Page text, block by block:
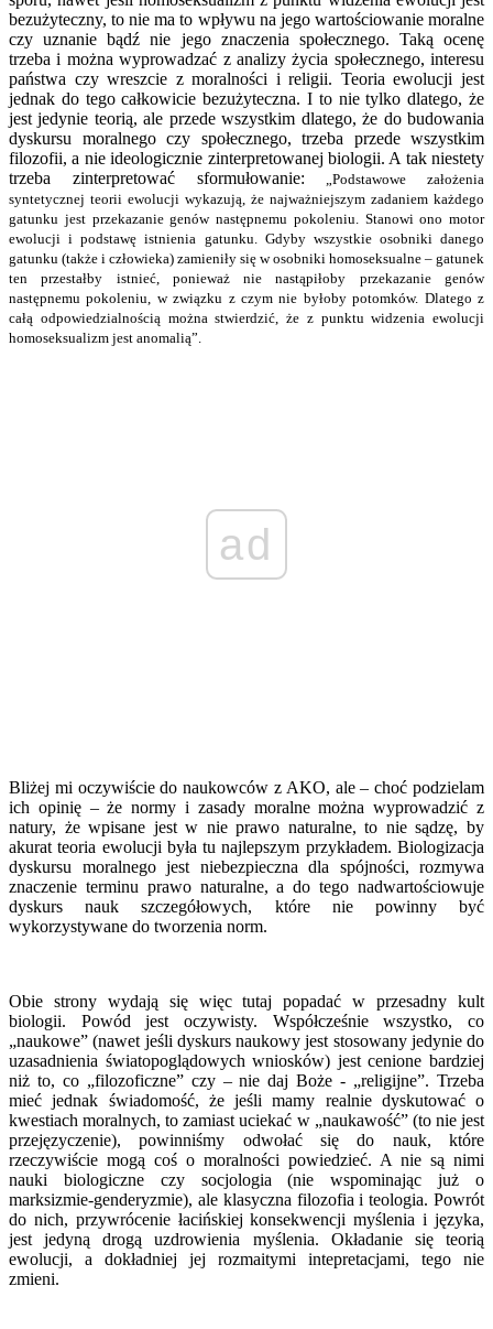
bezużyteczny, to nie ma to wpływu na jego wartościowanie moralne
czy uznanie bądź nie jego znaczenia społecznego. Taką ocenę
trzeba i można wyprowadzać z analizy życia społecznego, interesu
państwa czy wreszcie z moralności i religii. Teoria ewolucji jest
jednak do tego całkowicie bezużyteczna. I to nie tylko dlatego, że
jest jedynie teorią, ale przede wszystkim dlatego, że do budowania
dyskursu moralnego czy społecznego, trzeba przede wszystkim
filozofii, a nie ideologicznie zinterpretowanej biologii. A tak niestety
trzeba zinterpretować sformułowanie:
„Podstawowe założenia
syntetycznej teorii ewolucji wykazują, że najważniejszym zadaniem każdego
gatunku jest przekazanie genów następnemu pokoleniu. Stanowi ono motor
ewolucji i podstawę istnienia gatunku. Gdyby wszystkie osobniki danego
gatunku (także i człowieka) zamieniły się w osobniki homoseksualne – gatunek
ten przestałby istnieć, ponieważ nie nastąpiłoby przekazanie genów
następnemu pokoleniu, w związku z czym nie byłoby potomków. Dlatego z
całą odpowiedzialnością można stwierdzić, że z punktu widzenia ewolucji
homoseksualizm jest anomalią”.
ad
Bliżej mi oczywiście do naukowców z AKO, ale – choć podzielam
ich opinię – że normy i zasady moralne można wyprowadzić z
natury, że wpisane jest w nie prawo naturalne, to nie sądzę, by
akurat teoria ewolucji była tu najlepszym przykładem. Biologizacja
dyskursu moralnego jest niebezpieczna dla spójności, rozmywa
znaczenie terminu prawo naturalne, a do tego nadwartościowuje
dyskurs nauk szczegółowych, które nie powinny być
wykorzystywane do tworzenia norm.
Obie strony wydają się więc tutaj popadać w przesadny kult
biologii. Powód jest oczywisty. Współcześnie wszystko, co
„naukowe” (nawet jeśli dyskurs naukowy jest stosowany jedynie do
uzasadnienia światopoglądowych wniosków) jest cenione bardziej
niż to, co „filozoficzne” czy – nie daj Boże - „religijne”. Trzeba
mieć jednak świadomość, że jeśli mamy realnie dyskutować o
kwestiach moralnych, to zamiast uciekać w „naukawość” (to nie jest
przejęzyczenie), powinniśmy odwołać się do nauk, które
rzeczywiście mogą coś o moralności powiedzieć. A nie są nimi
nauki biologiczne czy socjologia (nie wspominając już o
marksizmie-genderyzmie), ale klasyczna filozofia i teologia. Powrót
do nich, przywrócenie łacińskiej konsekwencji myślenia i języka,
jest jedyną drogą uzdrowienia myślenia. Okładanie się teorią
ewolucji, a dokładniej jej rozmaitymi intepretacjami, tego nie
zmieni.